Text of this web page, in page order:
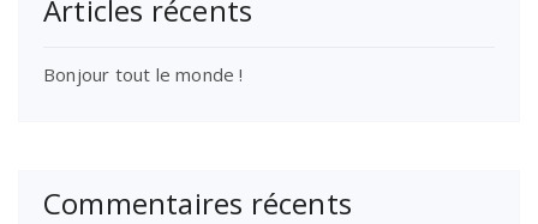
Articles récents
Bonjour tout le monde !
Commentaires récents